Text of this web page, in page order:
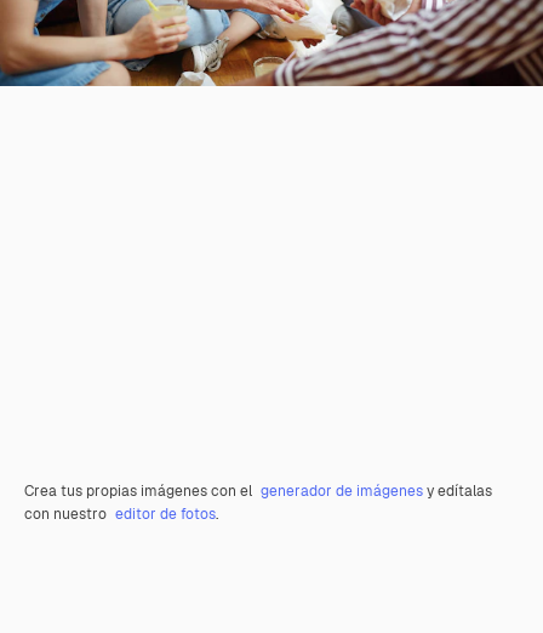
Crea tus propias imágenes con el generador de imágenesy edítalas
con nuestro editor de fotos.